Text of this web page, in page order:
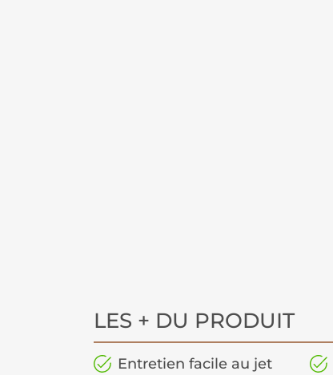
LES + DU PRODUIT
Entretien facile au jet